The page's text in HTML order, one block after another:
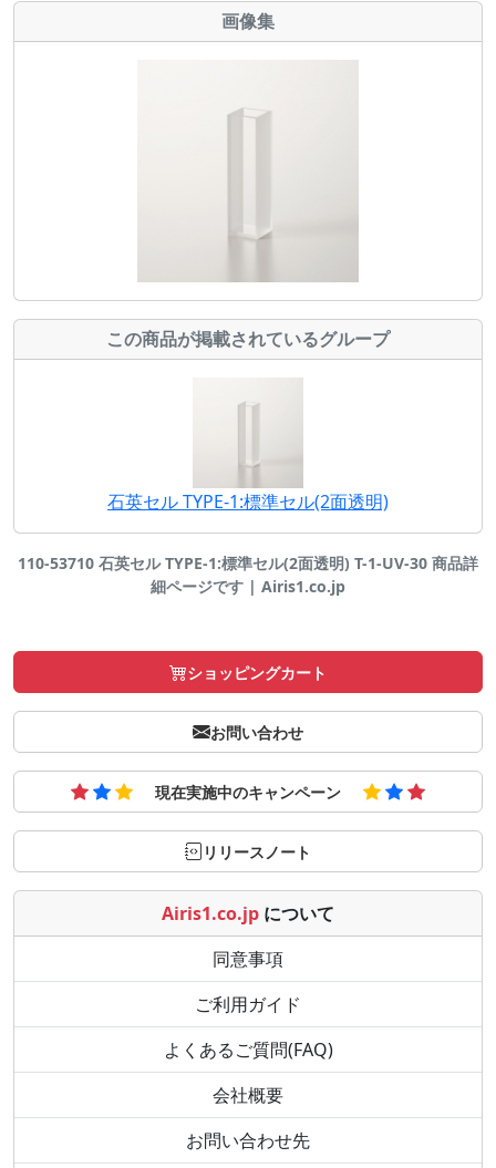
画像集
この商品が掲載されているグループ
石英セル TYPE-1:標準セル(2面透明)
110-53710 石英セル TYPE-1:標準セル(2面透明) T-1-UV-30 商品詳
細ページです | Airis1.co.jp
ショッピングカート
お問い合わせ
現在実施中のキャンペーン
リリースノート
Airis1.co.jp について
同意事項
ご利用ガイド
よくあるご質問(FAQ)
会社概要
お問い合わせ先